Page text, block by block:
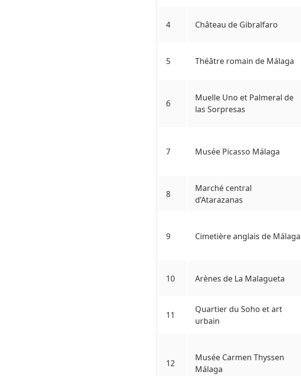
4 Château de Gibralfaro
5 Théâtre romain de Málaga
6
Muelle Uno et Palmeral de
las Sorpresas
7 Musée Picasso Málaga
8
Marché central
d’Atarazanas
9 Cimetière anglais de Málaga
10 Arènes de La Malagueta
11
Quartier du Soho et art
urbain
12
Musée Carmen Thyssen
Málaga